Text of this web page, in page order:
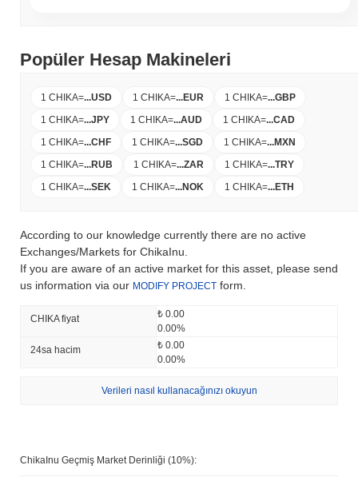
Popüler Hesap Makineleri
1 CHIKA=...USD 1 CHIKA=...EUR 1 CHIKA=...GBP
1 CHIKA=...JPY 1 CHIKA=...AUD 1 CHIKA=...CAD
1 CHIKA=...CHF 1 CHIKA=...SGD 1 CHIKA=...MXN
1 CHIKA=...RUB 1 CHIKA=...ZAR 1 CHIKA=...TRY
1 CHIKA=...SEK 1 CHIKA=...NOK 1 CHIKA=...ETH
According to our knowledge currently there are no active
Exchanges/Markets for ChikaInu.
If you are aware of an active market for this asset, please send
us information via our MODIFY PROJECT form.
CHIKA fiyat
₺ 0.00
0.00%
24sa hacim
₺ 0.00
0.00%
Verileri nasıl kullanacağınızı okuyun
ChikaInu Geçmiş Market Derinliği (10%):